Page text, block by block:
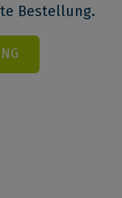
Bestellung.